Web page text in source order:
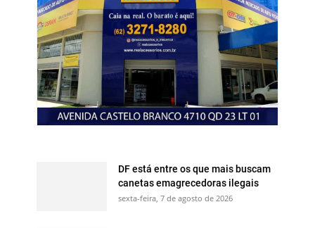
DF está entre os que mais buscam
canetas emagrecedoras ilegais
sexta-feira, 7 de agosto de 2026